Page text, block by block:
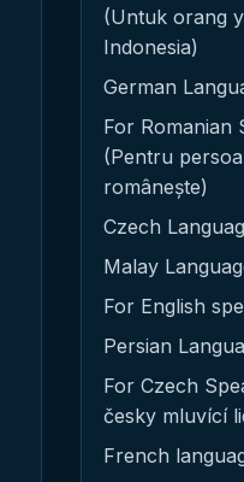
(Untuk orang
Indonesia)
German
For Romanian
(Pentru
românește)
Czech
Malay
For English
Persian
For Czech
česky mluvící
French